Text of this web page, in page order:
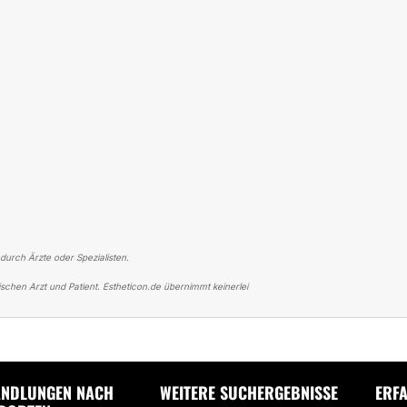
Ärzte oder Spezialisten.
Arzt und Patient. Estheticon.de übernimmt keinerlei
FETTABSAUGUNG
NACH
WEITERE SUCHERGEBNISSE